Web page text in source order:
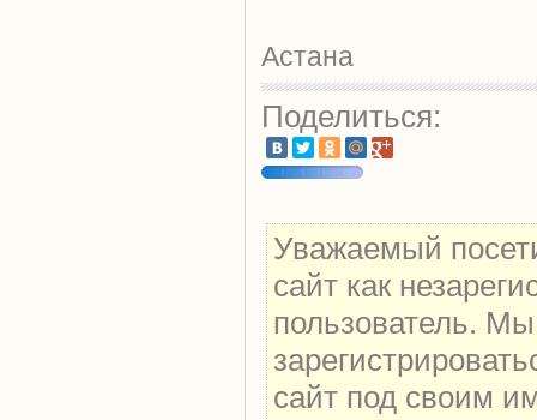
Астана
Поделиться:
Уважаемый
сайт как
пользователь.
сайт под своим